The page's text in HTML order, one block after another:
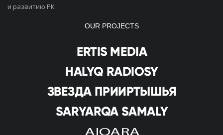
и развитию РК
OUR PROJECTS